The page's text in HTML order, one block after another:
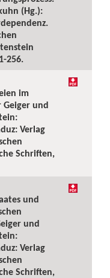
(Hg.):
256.
im
und
Verlag
Schriften,
und
und
Verlag
Schriften,